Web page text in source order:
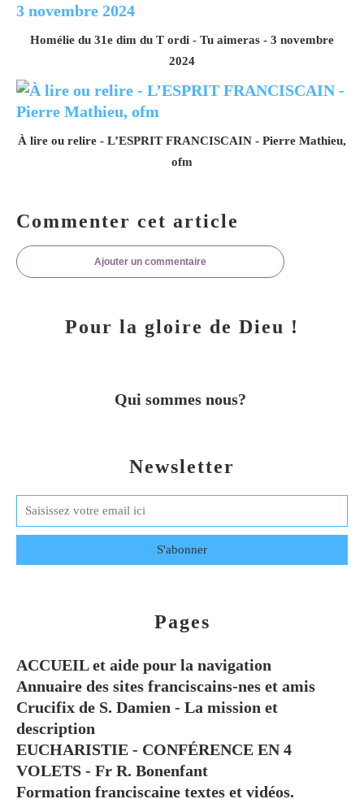
Homélie du 31e dim du T ordi - Tu aimeras - 3 novembre
2024
À lire ou relire - L’ESPRIT FRANCISCAIN - Pierre Mathieu,
ofm
Commenter cet article
Ajouter un commentaire
Newsletter
Pages
ACCUEIL et aide pour la navigation
Annuaire des sites franciscains-nes et amis
Crucifix de S. Damien - La mission et
description
EUCHARISTIE - CONFÉRENCE EN 4
VOLETS - Fr R. Bonenfant
Formation franciscaine textes et vidéos.
Pour la gloire de Dieu !
Qui sommes nous?